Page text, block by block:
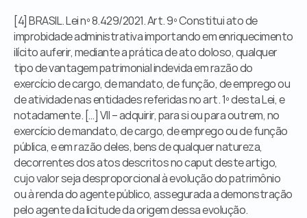
[4] BRASIL. Lei nº 8.429/2021. Art. 9º Constitui ato de
improbidade administrativa importando em enriquecimento
ilícito auferir, mediante a prática de ato doloso, qualquer
tipo de vantagem patrimonial indevida em razão do
exercício de cargo, de mandato, de função, de emprego ou
de atividade nas entidades referidas no art. 1º desta Lei, e
notadamente. […] VII – adquirir, para si ou para outrem, no
exercício de mandato, de cargo, de emprego ou de função
pública, e em razão deles, bens de qualquer natureza,
decorrentes dos atos descritos no caput deste artigo,
cujo valor seja desproporcional à evolução do patrimônio
ou à renda do agente público, assegurada a demonstração
pelo agente da licitude da origem dessa evolução.